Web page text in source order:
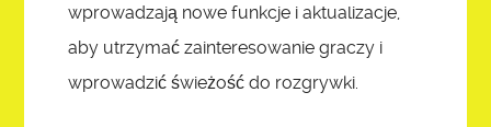
wprowadzają nowe funkcje i aktualizacje,
aby utrzymać zainteresowanie graczy i
wprowadzić świeżość do rozgrywki.